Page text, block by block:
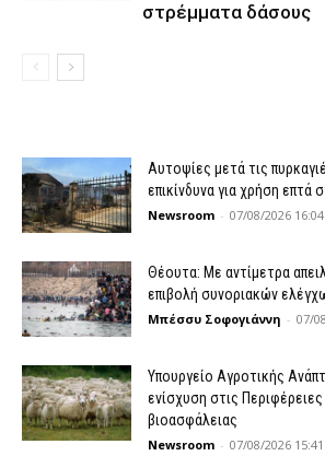
στρέμματα δάσους
Αυτοψίες μετά τις
επικίνδυνα για χρήση επτά
Newsroom - 07/08/2026 16:04
Θέουτα: Με αντίμετρα
επιβολή συνοριακών
Μπέσσυ Σοφογιάννη - 07/
Υπουργείο Αγροτικής
ενίσχυση στις
βιοασφάλειας
Newsroom - 07/08/2026 15:41